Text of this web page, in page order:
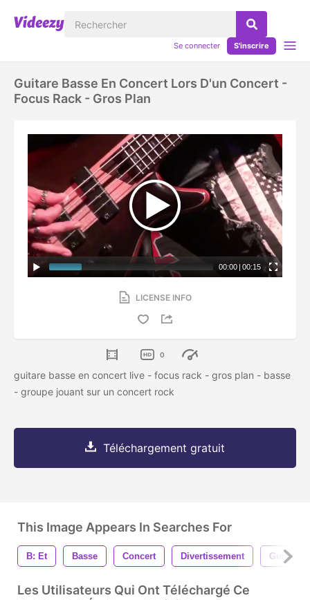
Se connecter S'inscrire
Guitare Basse En Concert Lors D'un Concert -
Focus Rack - Gros Plan
00:00 | 00:15
LICENSE INFO
0
guitare basse en concert live - focus rack - gros plan - basse
- groupe jouant sur un concert rock
Téléchargement gratuit
This Image Appears In Searches For
B: Et Basse Concert Divertissement Guitare
Les Utilisateurs Qui Ont Téléchargé Ce